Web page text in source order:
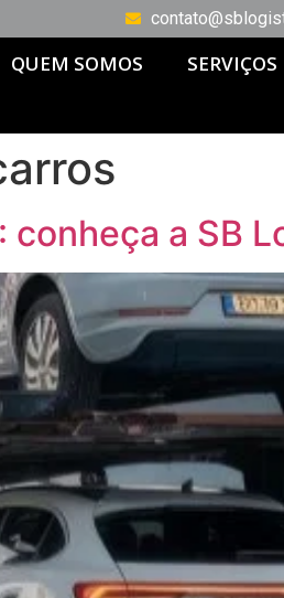
QUEM SOMOS SERVIÇOS
a SB